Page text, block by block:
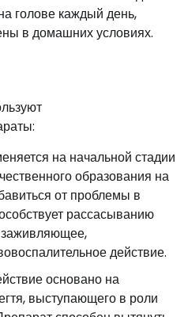
голове каждый день,
в домашних условиях.
на начальной стадии
образования на
от проблемы в
рассасыванию
действие.
основано на
выступающего в роли